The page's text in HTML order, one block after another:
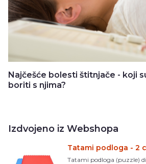
Najčešće bolesti štitnjače - koji
boriti s njima?
Izdvojeno iz Webshopa
Tatami podloga - 2
Tatami podloga (puzzle)